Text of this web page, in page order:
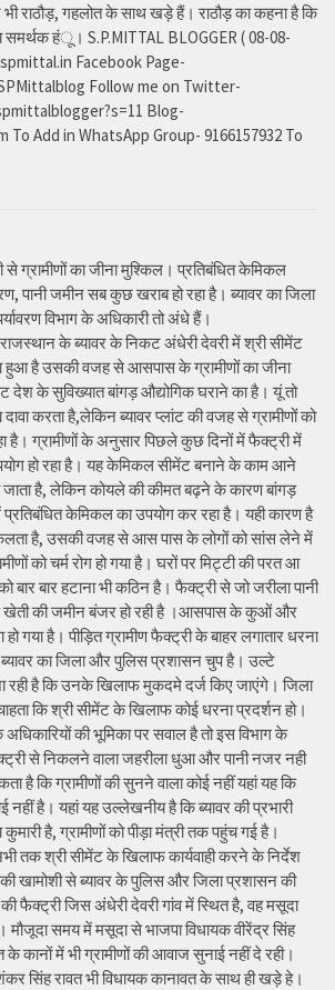
राठौड़, गहलोत के साथ खड़े हैं। राठौड़ का कहना है कि
समर्थक हंू। S.P.MITTAL BLOGGER ( 08-08-
Facebook Page-
Follow me on Twitter-
Blog-
Add in WhatsApp Group- 9166157932 To
से ग्रामीणों का जीना मुश्किल। प्रतिबंधित केमिकल
पानी जमीन सब कुछ खराब हो रहा है। ब्यावर का जिला
विभाग के अधिकारी तो अंधे हैं।
के ब्यावर के निकट अंधेरी देवरी में श्री सीमेंट
हुआ है उसकी वजह से आसपास के ग्रामीणों का जीना
देश के सुविख्यात बांगड़ औद्योगिक घराने का है। यूं तो
करता है,लेकिन ब्यावर प्लांट की वजह से ग्रामीणों को
है। ग्रामीणों के अनुसार पिछले कुछ दिनों में फैक्ट्री में
हो रहा है। यह केमिकल सीमेंट बनाने के काम आने
जाता है, लेकिन कोयले की कीमत बढ़ने के कारण बांगड़
केमिकल का उपयोग कर रहा है। यही कारण है
है, उसकी वजह से आस पास के लोगों को सांस लेने में
को चर्म रोग हो गया है। घरों पर मिट्टी की परत आ
बार बार हटाना भी कठिन है। फैक्ट्री से जो जरीला पानी
की जमीन बंजर हो रही है ।आसपास के कुओं और
हो गया है। पीड़ित ग्रामीण फैक्ट्री के बाहर लगातार धरना
का जिला और पुलिस प्रशासन चुप है। उल्टे
रही है कि उनके खिलाफ मुकदमे दर्ज किए जाएंगे। जिला
कि श्री सीमेंट के खिलाफ कोई धरना प्रदर्शन हो।
अधिकारियों की भूमिका पर सवाल है तो इस विभाग के
से निकलने वाला जहरीला धुआ और पानी नजर नही
है कि ग्रामीणों की सुनने वाला कोई नहीं यहां यह कि
नहीं है। यहां यह उल्लेखनीय है कि ब्यावर की प्रभारी
है, ग्रामीणों को पीड़ा मंत्री तक पहुंच गई है।
तक श्री सीमेंट के खिलाफ कार्यवाही करने के निर्देश
की खामोशी से ब्यावर के पुलिस और जिला प्रशासन की
फैक्ट्री जिस अंधेरी देवरी गांव में स्थित है, वह मसूदा
मौजूदा समय में मसूदा से भाजपा विधायक वीरेंद्र सिंह
कानों में भी ग्रामीणों की आवाज सुनाई नहीं दे रही।
सिंह रावत भी विधायक कानावत के साथ ही खड़े हे।